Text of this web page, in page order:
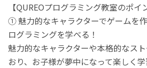
【QUREOプログラミング教室のポイ
① 魅力的なキャラクターでゲームを
ログラミングを学べる！
魅力的なキャラクターや本格的なス
おり、お子様が夢中になって楽しく